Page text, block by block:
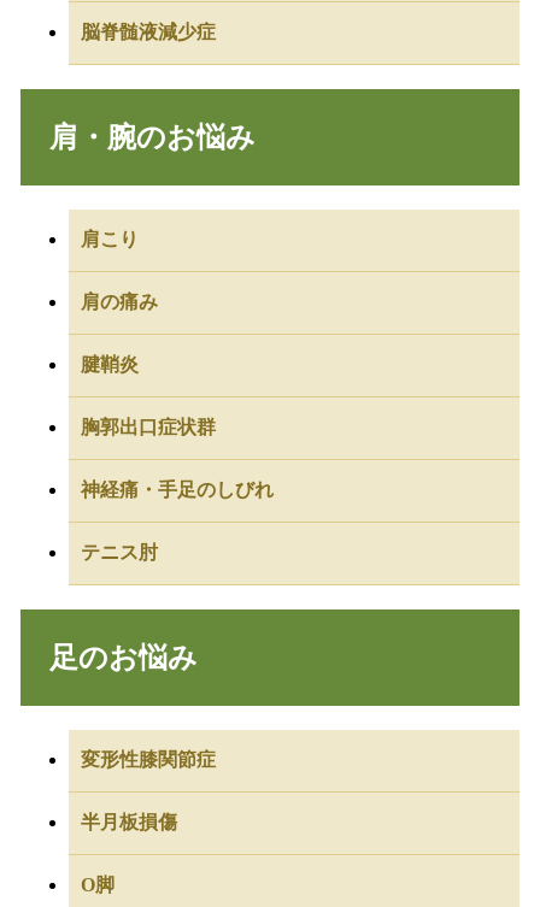
脳脊髄液減少症
肩・腕のお悩み
肩こり
肩の痛み
腱鞘炎
胸郭出口症状群
神経痛・手足のしびれ
テニス肘
足のお悩み
変形性膝関節症
半月板損傷
O脚